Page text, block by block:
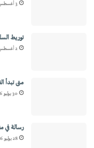
3 أغسطس 2026
توريط
2 أغسطس 2026
متى تبدأ
30 يوليو 2026
رسالة في
28 يوليو 2026